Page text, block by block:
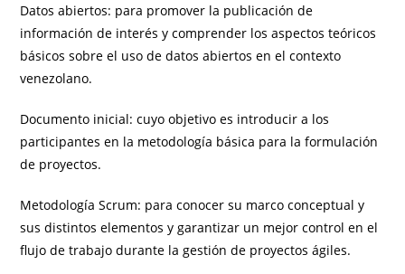
Datos abiertos: para promover la publicación de
información de interés y comprender los aspectos teóricos
básicos sobre el uso de datos abiertos en el contexto
venezolano.
Documento inicial: cuyo objetivo es introducir a los
participantes en la metodología básica para la formulación
de proyectos.
Metodología Scrum: para conocer su marco conceptual y
sus distintos elementos y garantizar un mejor control en el
flujo de trabajo durante la gestión de proyectos ágiles.